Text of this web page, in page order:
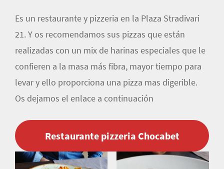
Es un restaurante y pizzeria en la Plaza Stradivari
21. Y os recomendamos sus pizzas que están
realizadas con un mix de harinas especiales que le
confieren a la masa más fibra, mayor tiempo para
levar y ello proporciona una pizza mas digerible.
Os dejamos el enlace a continuación
Restaurante pizzeria Chocabet